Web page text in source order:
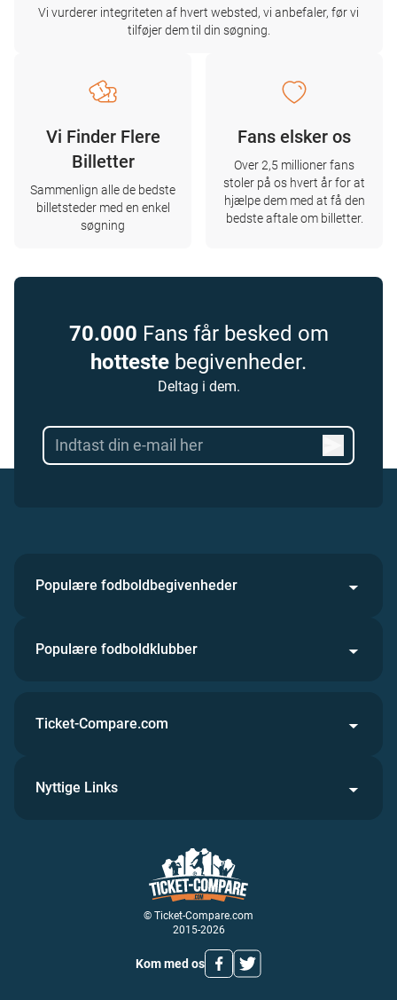
Vi vurderer integriteten af ​​hvert websted, vi anbefaler, før vi
tilføjer dem til din søgning.
Vi Finder Flere
Billetter
Sammenlign alle de bedste
billetsteder med en enkel
søgning
Fans elsker os
Over 2,5 millioner fans
stoler på os hvert år for at
hjælpe dem med at få den
bedste aftale om billetter.
70.000 Fans får besked om
hotteste begivenheder.
Deltag i dem.
Populære fodboldbegivenheder
Populære fodboldklubber
© Ticket-Compare.com
2015-2026
Kom med os
Ticket-Compare.com
Nyttige Links